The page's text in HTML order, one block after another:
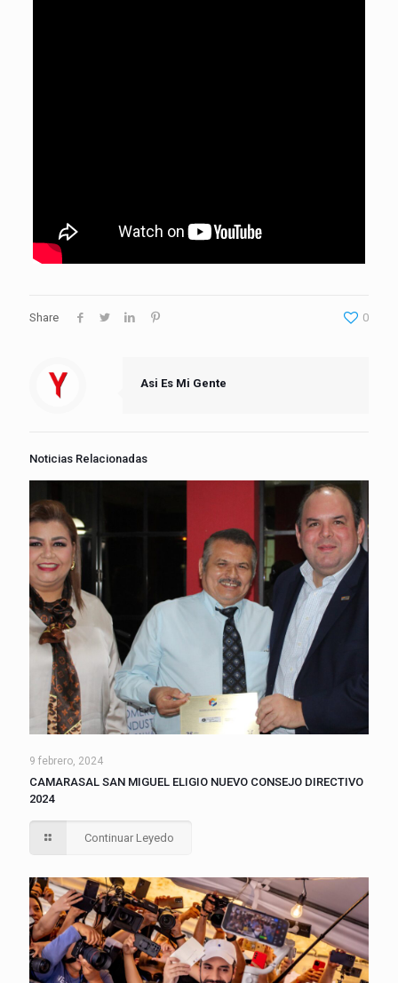
Share 0
Asi Es Mi Gente
Noticias Relacionadas
9 febrero, 2024
CAMARASAL SAN MIGUEL ELIGIO NUEVO CONSEJO DIRECTIVO
2024
Continuar Leyedo